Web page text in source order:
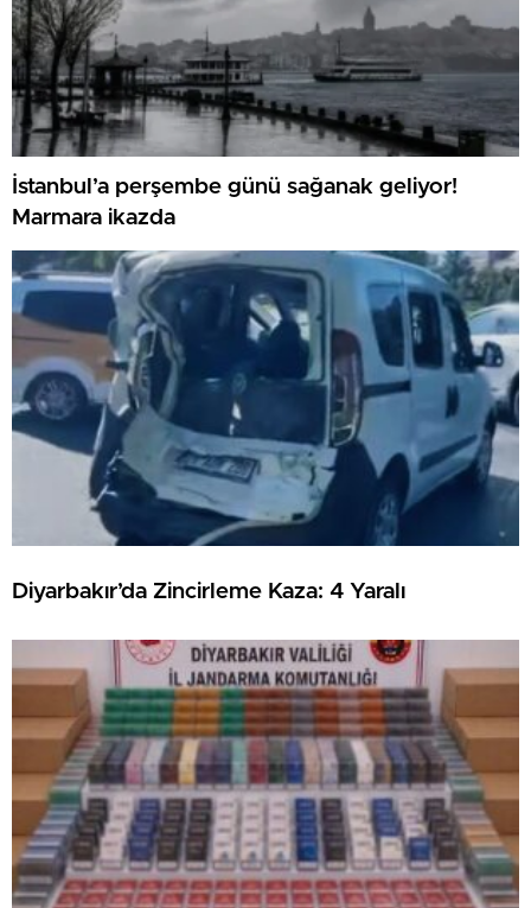
İstanbul’a perşembe günü sağanak geliyor!
Marmara ikazda
Diyarbakır’da Zincirleme Kaza: 4 Yaralı